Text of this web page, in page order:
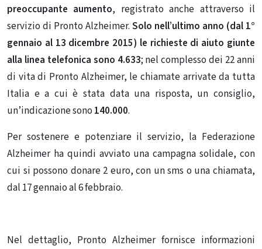
preoccupante aumento, registrato anche attraverso il
servizio di Pronto Alzheimer. Solo nell’ultimo anno (dal 1°
gennaio al 13 dicembre 2015) le richieste di aiuto giunte
alla linea telefonica sono 4.633; nel complesso dei 22 anni
di vita di Pronto Alzheimer, le chiamate arrivate da tutta
Italia e a cui è stata data una risposta, un consiglio,
un’indicazione sono 140.000.
Per sostenere e potenziare il servizio, la Federazione
Alzheimer ha quindi avviato una campagna solidale, con
cui si possono donare 2 euro, con un sms o una chiamata,
dal 17 gennaio al 6 febbraio.
Nel dettaglio, Pronto Alzheimer fornisce informazioni